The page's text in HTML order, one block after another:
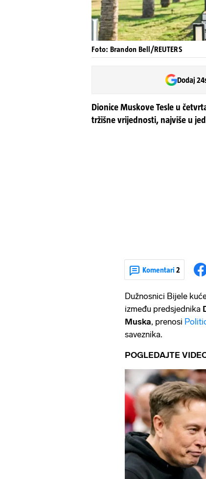
Foto: Brandon Bell/REUTERS
Dodaj
Dionice Muskove Tesle u
tržišne vrijednosti, najviše u
Komentari 2
Dužnosnici Bijele
između predsjednika
Muska, prenosi
saveznika.
POGLEDAJTE